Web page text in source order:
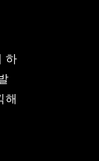
하
해